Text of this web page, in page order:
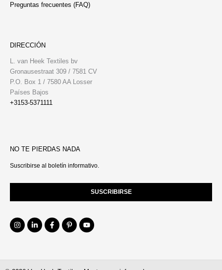
Preguntas frecuentes (FAQ)
DIRECCIÓN
L. van Heek Textiles bv
Gronausestraat 309 / 7581 CV
P.O. Box 1 / 7580 AA Losser
Países Bajos
+3153-5371111
NO TE PIERDAS NADA
Suscribirse al boletín informativo.
SUSCRIBIRSE